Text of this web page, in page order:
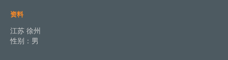
资料
江苏 徐州
性别：男